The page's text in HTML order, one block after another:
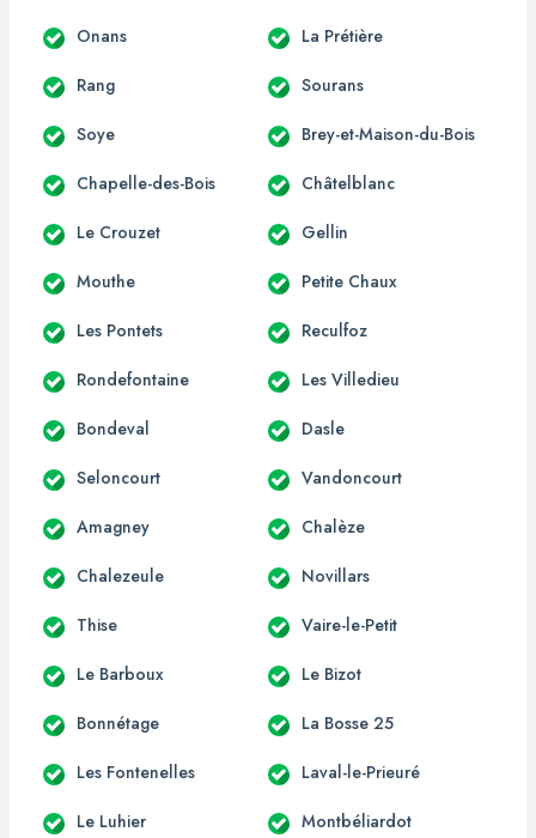
Onans La Prétière
Rang Sourans
Soye Brey-et-Maison-du-Bois
Chapelle-des-Bois Châtelblanc
Le Crouzet Gellin
Mouthe Petite Chaux
Les Pontets Reculfoz
Rondefontaine Les Villedieu
Bondeval Dasle
Seloncourt Vandoncourt
Amagney Chalèze
Chalezeule Novillars
Thise Vaire-le-Petit
Le Barboux Le Bizot
Bonnétage La Bosse 25
Les Fontenelles Laval-le-Prieuré
Le Luhier Montbéliardot